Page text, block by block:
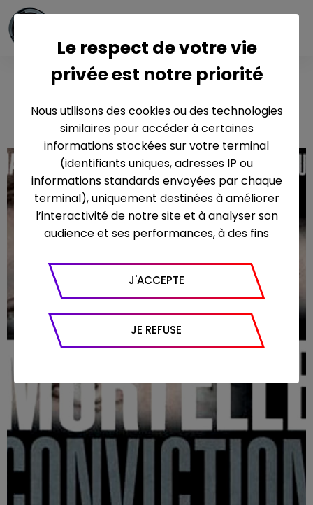
Mortelle
conviction
Le respect de votre vie
privée est notre priorité
Nous utilisons des cookies ou des technologies
similaires pour accéder à certaines
informations stockées sur votre terminal
(identifiants uniques, adresses IP ou
informations standards envoyées par chaque
terminal), uniquement destinées à améliorer
l’interactivité de notre site et à analyser son
audience et ses performances, à des fins
Google Analytics pour générer des rapports
sur le trafic (nombre de visites, temps passé
sur le site, nombre de pages vues en moyenne,
appareil et navigateur utilisé, emplacement
géographique), l’origine du trafic et la
J'ACCEPTE
JE REFUSE